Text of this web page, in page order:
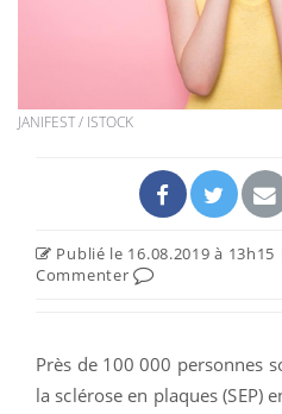
JANIFEST / ISTOCK
Publié le 16.08.2019 à 13h15
Commenter
Près de 100 000 personnes
la sclérose en plaques (SEP)